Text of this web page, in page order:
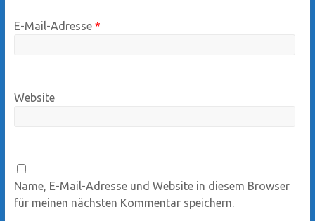
E-Mail-Adresse *
Website
Name, E-Mail-Adresse und Website in diesem Browser
für meinen nächsten Kommentar speichern.